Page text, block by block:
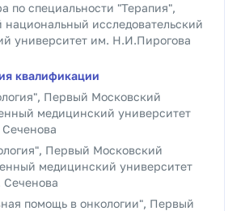
по специальности "Терапия",
национальный исследовательский
университет им. Н.И.Пирогова
квалификации
Первый Московский
медицинский университет
Первый Московский
медицинский университет
помощь в онкологии", Первый